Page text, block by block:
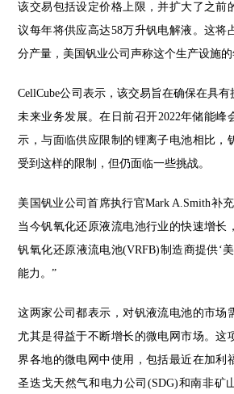
该交易包括设定价格上限，并扩大了之前
议每年将供应高达58万升钒电解液。这将
分产量，美国钒业公司声称这个生产设施的
CellCube公司表示，该交易旨在确保在具
未来业务发展。在日前召开2022年储能峰
示，与面临供应限制的锂离子电池相比，
受到这样的限制，但仍面临一些挑战。
美国钒业公司首席执行官Mark A.Smith补
当今钒氧化还原液流电池行业的快速增长
钒氧化还原液流电池(VRFB)制造商提供‘
能力。”
这两家公司都表示，对钒液流电池的市场
尤其是得益于不断增长的微电网市场。这
界各地的微电网中使用，包括最近在加利
圣迭戈天然气和电力公司(SDG)和南非矿